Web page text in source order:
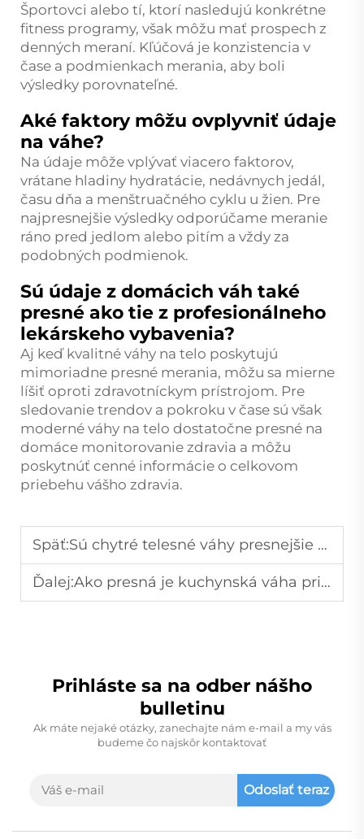
Športovci alebo tí, ktorí nasledujú konkrétne
fitness programy, však môžu mať prospech z
denných meraní. Kľúčová je konzistencia v
čase a podmienkach merania, aby boli
výsledky porovnateľné.
Aké faktory môžu ovplyvniť údaje
na váhe?
Na údaje môže vplývať viacero faktorov,
vrátane hladiny hydratácie, nedávnych jedál,
času dňa a menštruačného cyklu u žien. Pre
najpresnejšie výsledky odporúčame meranie
ráno pred jedlom alebo pitím a vždy za
podobných podmienok.
Sú údaje z domácich váh také
presné ako tie z profesionálneho
lekárskeho vybavenia?
Aj keď kvalitné váhy na telo poskytujú
mimoriadne presné merania, môžu sa mierne
líšiť oproti zdravotníckym prístrojom. Pre
sledovanie trendov a pokroku v čase sú však
moderné váhy na telo dostatočne presné na
domáce monitorovanie zdravia a môžu
poskytnúť cenné informácie o celkovom
priebehu vášho zdravia.
Späť:Sú chytré telesné váhy presnejšie ako tradičné?
Ďalej:Ako presná je kuchynská váha pri dávkovaní a varení?
Prihláste sa na odber nášho
bulletinu
Ak máte nejaké otázky, zanechajte nám e-mail a my vás
budeme čo najskôr kontaktovať
Odoslať teraz